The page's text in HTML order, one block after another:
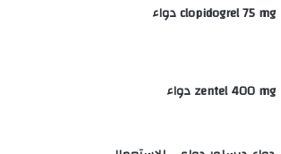
clopidogrel 75 mg دواء
zentel 400 mg دواء